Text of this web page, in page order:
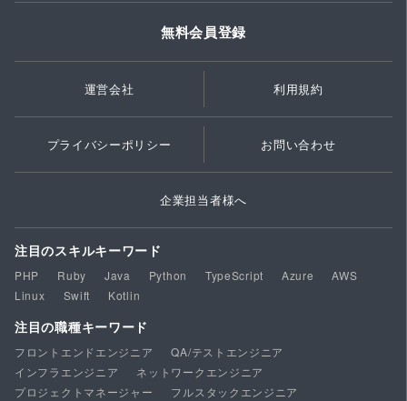
無料会員登録
運営会社 利用規約
プライバシーポリシー お問い合わせ
企業担当者様へ
注目のスキルキーワード
PHP Ruby Java Python TypeScript Azure
AWS
Linux
Swift Kotlin
注目の職種キーワード
フロントエンドエンジニア
QA/テストエンジニア
インフラエンジニア
ネットワークエンジニア
プロジェクトマネージャー
フルスタックエンジニア